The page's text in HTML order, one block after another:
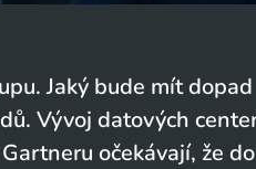
Jaký bude mít dopad
Vývoj datových
očekávají, že do